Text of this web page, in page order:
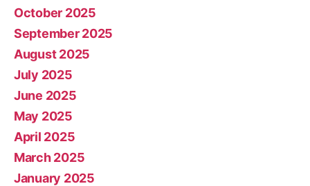
October 2025
September 2025
August 2025
July 2025
June 2025
May 2025
April 2025
March 2025
January 2025